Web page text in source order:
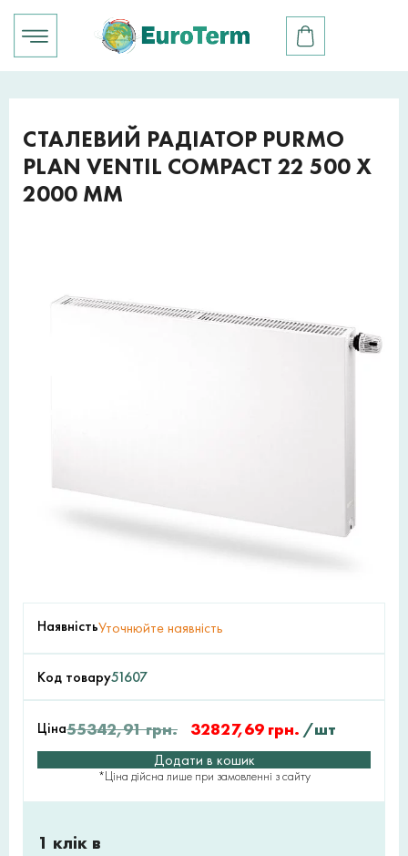
СТАЛЕВИЙ РАДІАТОР PURMO
PLAN VENTIL COMPACT 22 500 X
2000 ММ
НаявністьУточнюйте наявність
Код товару51607
Ціна55342,91грн. 32827,69 грн. /шт
Додати в кошик
*Ціна дійсна лише при замовленні з сайту
1 клік в